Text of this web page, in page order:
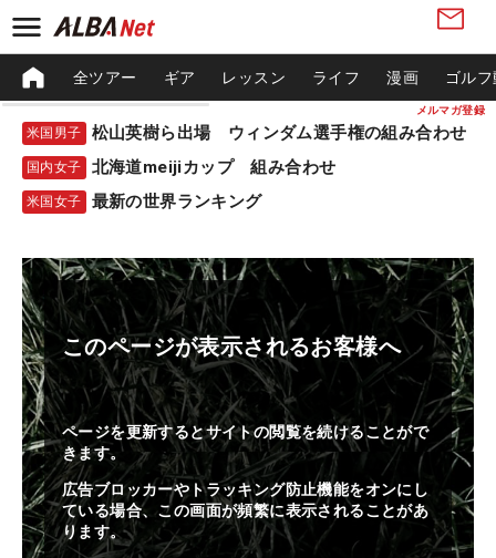
メルマガ登録
全ツアー ギア レッスン ライフ 漫画 ゴル
米国男子 松山英樹ら出場 ウィンダム選手権の組み合わせ
国内女子 北海道meijiカップ 組み合わせ
米国女子 最新の世界ランキング
このページが表示されるお客様へ
ページを更新するとサイトの閲覧を続けることがで
きます。
広告ブロッカーやトラッキング防止機能をオンにし
ている場合、この画面が頻繁に表示されることがあ
ります。